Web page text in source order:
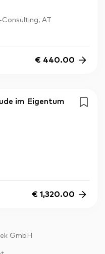
AT
€ 440.00
im Eigentum
€ 1,320.00
GmbH